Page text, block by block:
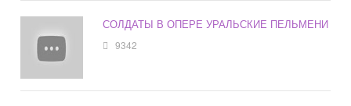
СОЛДАТЫ В ОПЕРЕ УРАЛЬСКИЕ ПЕЛЬМЕНИ
9342